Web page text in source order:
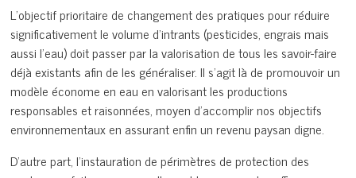
L’objectif prioritaire de changement des pratiques pour réduire
significativement le volume d’intrants (pesticides, engrais mais
aussi l’eau) doit passer par la valorisation de tous les savoir-faire
déjà existants afin de les généraliser. Il s’agit là de promouvoir un
modèle économe en eau en valorisant les productions
responsables et raisonnées, moyen d’accomplir nos objectifs
environnementaux en assurant enfin un revenu paysan digne.
D’autre part, l’instauration de périmètres de protection des